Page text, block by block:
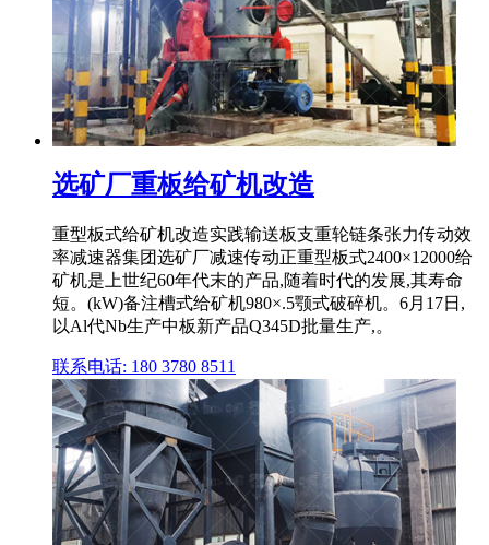
选矿厂重板给矿机改造
重型板式给矿机改造实践输送板支重轮链条张力传动效
率减速器集团选矿厂减速传动正重型板式2400×12000给
矿机是上世纪60年代末的产品,随着时代的发展,其寿命
短。(kW)备注槽式给矿机980×.5颚式破碎机。6月17日,
以Al代Nb生产中板新产品Q345D批量生产,。
联系电话: 180 3780 8511